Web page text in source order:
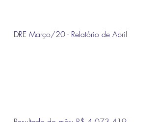
DRE Março/20 - Relatório de Abril